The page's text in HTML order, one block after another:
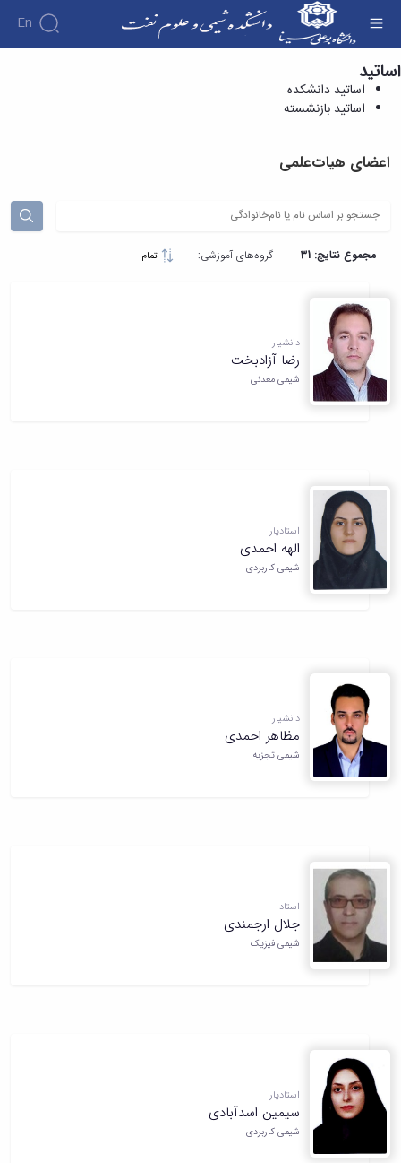
En
اساتید دانشکده - دانشکده شیمی و علوم نفت
اساتید
اساتید دانشکده
اساتید بازنشسته
اعضای هیات‌علمی
مجموع نتایج: 31 گروه‌های آموزشی: تمام
دانشیار
رضا آزادبخت
شیمی معدنی
استادیار
الهه احمدی
شیمی کاربردی
دانشیار
مظاهر احمدی
شیمی تجزیه
استاد
جلال ارجمندی
شیمی فیزیک
استادیار
سیمین اسدآبادی
شیمی کاربردی